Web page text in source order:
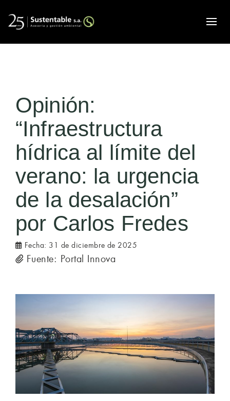
Opinión:
“Infraestructura
hídrica al límite del
verano: la urgencia
de la desalación”
por Carlos Fredes
Fecha: 31 de diciembre de 2025
Fuente: Portal Innova